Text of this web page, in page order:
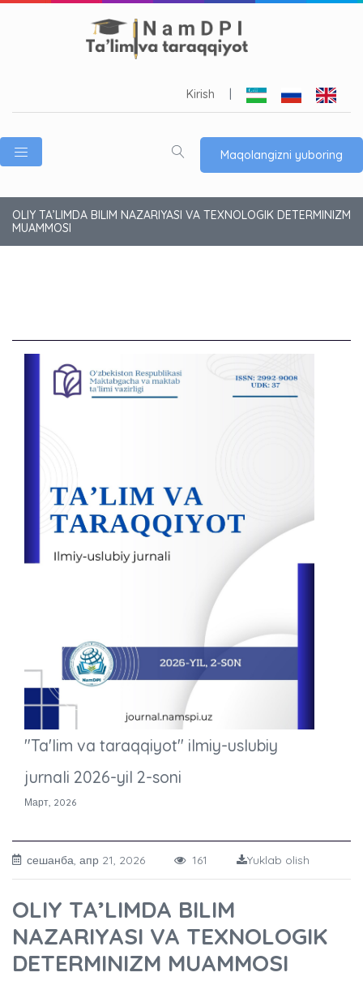
Kirish
Maqolangizni yuboring
OLIY TA’LIMDA BILIM NAZARIYASI VA TEXNOLOGIK DETERMINIZM
MUAMMOSI
"Ta'lim va taraqqiyot" ilmiy-uslubiy
jurnali 2026-yil 2-soni
Март, 2026
сешанба, апр 21, 2026 161 Yuklab olish
OLIY TA’LIMDA BILIM
NAZARIYASI VA TEXNOLOGIK
DETERMINIZM MUAMMOSI